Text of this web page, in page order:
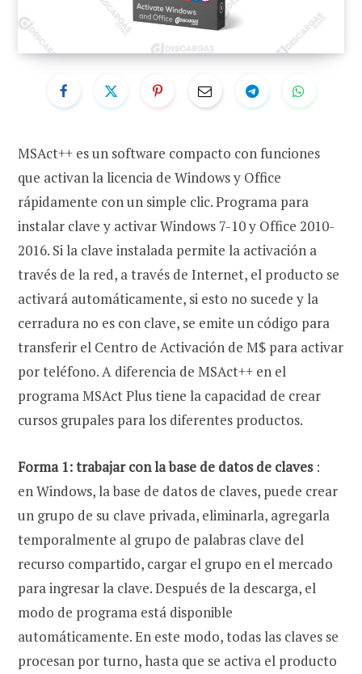
MSAct++ es un software compacto con funciones
que activan la licencia de Windows y Office
rápidamente con un simple clic. Programa para
instalar clave y activar Windows 7-10 y Office 2010-
2016. Si la clave instalada permite la activación a
través de la red, a través de Internet, el producto se
activará automáticamente, si esto no sucede y la
cerradura no es con clave, se emite un código para
transferir el Centro de Activación de M$ para activar
por teléfono. A diferencia de MSAct++ en el
programa MSAct Plus tiene la capacidad de crear
cursos grupales para los diferentes productos.
Forma 1:trabajar con la base de datos de claves:
en Windows, la base de datos de claves, puede crear
un grupo de su clave privada, eliminarla, agregarla
temporalmente al grupo de palabras clave del
recurso compartido, cargar el grupo en el mercado
para ingresar la clave. Después de la descarga, el
modo de programa está disponible
automáticamente. En este modo, todas las claves se
procesan por turno, hasta que se activa el producto